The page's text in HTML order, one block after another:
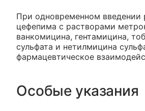
При одновременном введении
цефепима с растворами
ванкомицина, гентамицина,
сульфата и нетилмицина
фармацевтическое
Особые указания